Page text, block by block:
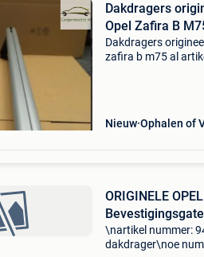
Dakdragers
Opel Zafira B
Dakdragers
zafira b m75 al
Nieuw Ophalen of
ORIGINELE
\nartikel nummer:
dakdrager\noe